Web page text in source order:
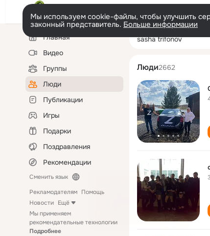
Мы используем cookie-файлы, чтобы улучшить
законный представитель. Больше информации
Левая
колонкаГлавная
Видео
Группы
Люди
Публикации
Игры
Подарки
Поздравления
Рекомендации
Сменить язык
Рекламодателям Помощь
Новости Ещё
Мы применяем
рекомендательные технологии
Подробнее
sasha trifonov
Люди2662